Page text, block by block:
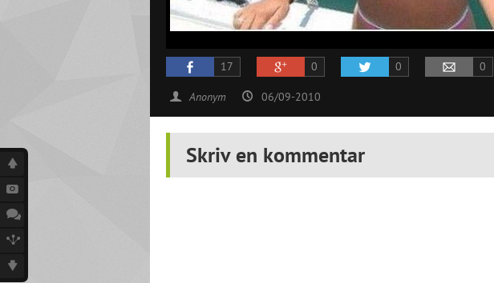
17 0 0 0
Anonym 06/09-2010
Skriv en kommentar